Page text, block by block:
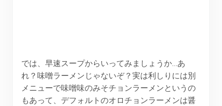
では、早速スープからいってみましょうか…あ
れ？味噌ラーメンじゃないぞ？実は利しりには別
メニューで味噌味のみそチョンラーメンというの
もあって、デフォルトのオロチョンラーメンは醤